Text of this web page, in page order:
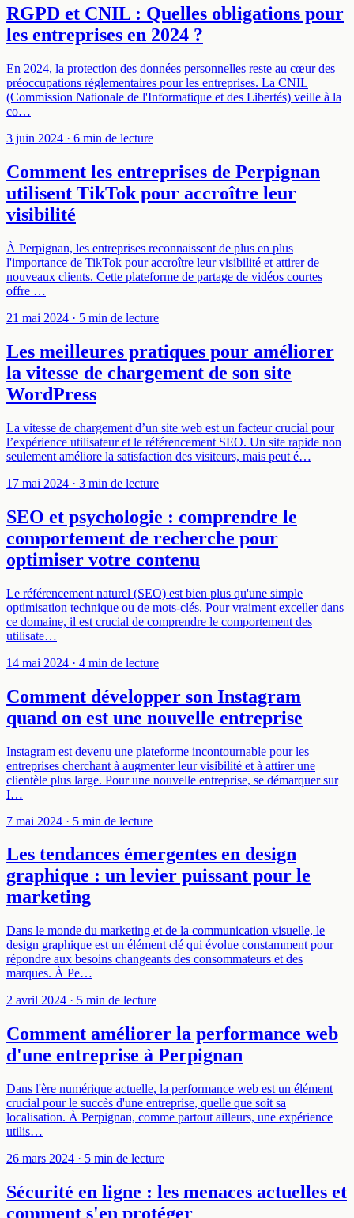
RGPD et CNIL : Quelles obligations pour
les entreprises en 2024 ?
En 2024, la protection des données personnelles reste au cœur des
préoccupations réglementaires pour les entreprises. La CNIL
(Commission Nationale de l'Informatique et des Libertés) veille à la
co…
3 juin 2024 · 6 min de lecture
Comment les entreprises de Perpignan
utilisent TikTok pour accroître leur
visibilité
À Perpignan, les entreprises reconnaissent de plus en plus
l'importance de TikTok pour accroître leur visibilité et attirer de
nouveaux clients. Cette plateforme de partage de vidéos courtes
offre …
21 mai 2024 · 5 min de lecture
Les meilleures pratiques pour améliorer
la vitesse de chargement de son site
WordPress
La vitesse de chargement d’un site web est un facteur crucial pour
l’expérience utilisateur et le référencement SEO. Un site rapide non
seulement améliore la satisfaction des visiteurs, mais peut é…
17 mai 2024 · 3 min de lecture
SEO et psychologie : comprendre le
comportement de recherche pour
optimiser votre contenu
Le référencement naturel (SEO) est bien plus qu'une simple
optimisation technique ou de mots-clés. Pour vraiment exceller dans
ce domaine, il est crucial de comprendre le comportement des
utilisate…
14 mai 2024 · 4 min de lecture
Comment développer son Instagram
quand on est une nouvelle entreprise
Instagram est devenu une plateforme incontournable pour les
entreprises cherchant à augmenter leur visibilité et à attirer une
clientèle plus large. Pour une nouvelle entreprise, se démarquer sur
I…
7 mai 2024 · 5 min de lecture
Les tendances émergentes en design
graphique : un levier puissant pour le
marketing
Dans le monde du marketing et de la communication visuelle, le
design graphique est un élément clé qui évolue constamment pour
répondre aux besoins changeants des consommateurs et des
marques. À Pe…
2 avril 2024 · 5 min de lecture
Comment améliorer la performance web
d'une entreprise à Perpignan
Dans l'ère numérique actuelle, la performance web est un élément
crucial pour le succès d'une entreprise, quelle que soit sa
localisation. À Perpignan, comme partout ailleurs, une expérience
utilis…
26 mars 2024 · 5 min de lecture
Sécurité en ligne : les menaces actuelles et
comment s'en protéger